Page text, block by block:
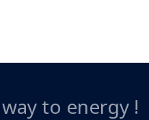
to energy !